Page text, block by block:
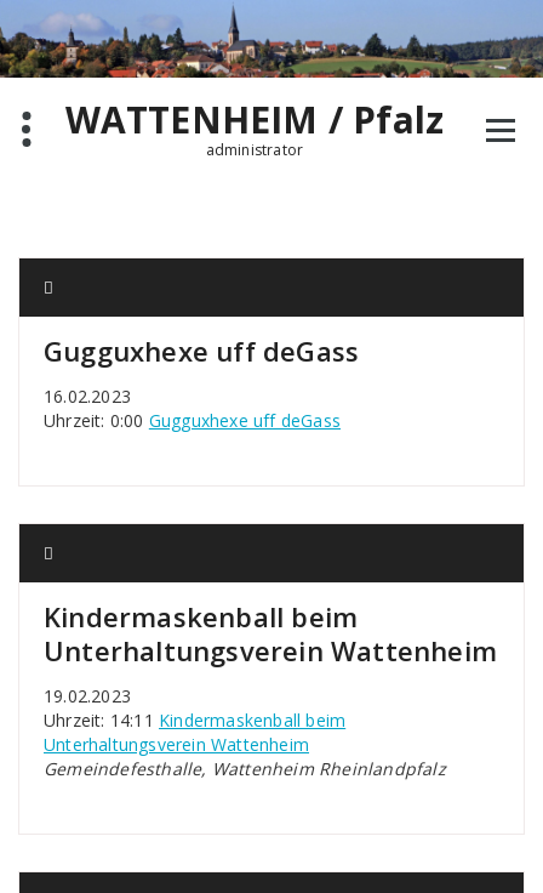
Inhalt
springen
WATTENHEIM / Pfalz
administrator
Gugguxhexe uff deGass
16.02.2023
Uhrzeit: 0:00 Gugguxhexe uff deGass
Kindermaskenball beim
Unterhaltungsverein Wattenheim
19.02.2023
Uhrzeit: 14:11 Kindermaskenball beim
Unterhaltungsverein Wattenheim
Gemeindefesthalle, Wattenheim Rheinlandpfalz